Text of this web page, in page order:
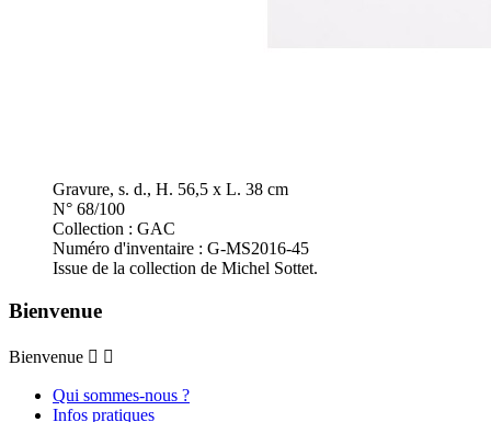
Gravure, s. d., H. 56,5 x L. 38 cm
N° 68/100
Collection : GAC
Numéro d'inventaire : G-MS2016-45
Issue de la collection de Michel Sottet.
Bienvenue
Bienvenue  
Qui sommes-nous ?
Infos pratiques